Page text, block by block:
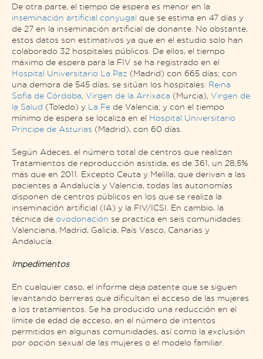
De otra parte, el tiempo de espera es menor en la
inseminación artificial conyugal que se estima en 47 días y
de 27 en la inseminación artificial de donante. No obstante,
estos datos son estimativos ya que en el estudio solo han
colaborado 32 hospitales públicos. De ellos, el tiempo
máximo de espera para la FIV se ha registrado en el
Hospital Universitario La Paz (Madrid) con 665 días; con
una demora de 545 días, se sitúan los hospitales: Reina
Sofía de Córdoba, Virgen de la Arrixaca (Murcia), Virgen de
la Salud (Toledo) y La Fe de Valencia; y con el tiempo
mínimo de espera se localiza en el Hospital Universitario
Príncipe de Asturias (Madrid), con 60 días.
Según Adeces, el número total de centros que realizan
Tratamientos de reproducción asistida, es de 361, un 28,5%
más que en 2011. Excepto Ceuta y Melilla, que derivan a las
pacientes a Andalucía y Valencia, todas las autonomías
disponen de centros públicos en los que se realiza la
inseminación artificial (IA) y la FIV/ICSI. En cambio, la
técnica de ovodonación se practica en seis comunidades:
Valenciana, Madrid, Galicia, País Vasco, Canarias y
Andalucía.
Impedimentos
En cualquier caso, el informe deja patente que se siguen
levantando barreras que dificultan el acceso de las mujeres
a los tratamientos. Se ha producido una reducción en el
límite de edad de acceso, en el número de intentos
permitidos en algunas comunidades, así como la exclusión
por opción sexual de las mujeres o el modelo familiar.